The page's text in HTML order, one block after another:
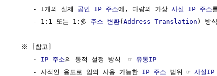
     - 1개의 실제
공인 IP 주소에, 다량의 가상 사설 IP 주소
     - 1:1 또는 1:多
주소 변환(Address Translation ) 방식
  ※ [참고]
     -
IP 주소의 동적 설정 방식  ☞ 유동IP
     - 사적인 용도로 임의 사용 가능한
IP 주소 범위 ☞ 사설IP